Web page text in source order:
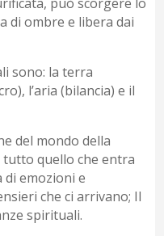
di ombre e libera dai
sono: la terra
l’aria (bilancia) e il
del mondo della
tutto quello che entra
emozioni e
che ci arrivano; Il
spirituali.